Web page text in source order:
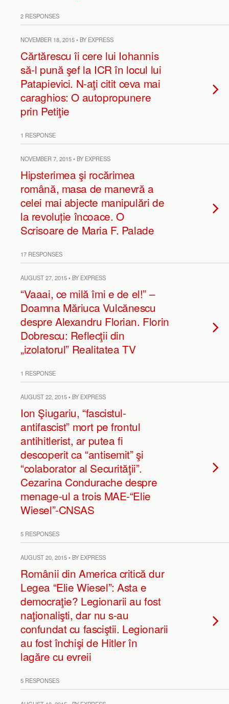
2 RESPONSES
NOVEMBER 18, 2015 • BY EXPRESS
Cărtărescu îi cere lui Iohannis
să-l pună şef la ICR în locul lui
Patapievici. N-aţi citit ceva mai
caraghios: O autopropunere
prin Petiţie
1 RESPONSE
NOVEMBER 7, 2015 • BY EXPRESS
Hipsterimea şi rocărimea
română, masa de manevră a
celei mai abjecte manipulări de
la revoluție încoace. O
Scrisoare de Maria F. Palade
17 RESPONSES
AUGUST 27, 2015 • BY EXPRESS
“Vaaai, ce milă îmi e de el!” –
Doamna Măriuca Vulcănescu
despre Alexandru Florian. Florin
Dobrescu: Reflecţii din
„izolatorul” Realitatea TV
1 RESPONSE
AUGUST 22, 2015 • BY EXPRESS
Ion Şiugariu, “fascistul-
antifascist” mort pe frontul
antihitlerist, ar putea fi
descoperit ca “antisemit” şi
“colaborator al Securităţii”.
Cezarina Condurache despre
menage-ul a trois MAE-“Elie
Wiesel”-CNSAS
5 RESPONSES
AUGUST 20, 2015 • BY EXPRESS
Românii din America critică dur
Legea “Elie Wiesel”: Asta e
democraţie? Legionarii au fost
naţionalişti, dar nu s-au
confundat cu fasciştii. Legionarii
au fost închişi de Hitler în
lagăre cu evreii
5 RESPONSES